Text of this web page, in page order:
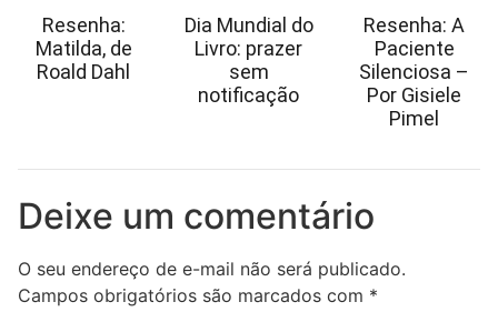
Resenha:
Matilda, de
Roald Dahl
Dia Mundial do
Livro: prazer
sem
notificação
Resenha: A
Paciente
Silenciosa –
Por Gisiele
Pimel
Deixe um comentário
O seu endereço de e-mail não será publicado.
Campos obrigatórios são marcados com *